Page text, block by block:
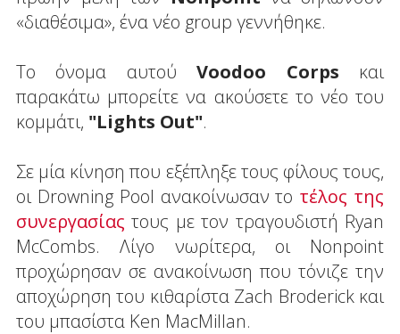
«διαθέσιμα», ένα νέο group γεννήθηκε.
Το όνομα αυτούVoodoo Corps και
παρακάτω μπορείτε να ακούσετε το νέο του
κομμάτι, "Lights Out".
Σε μία κίνηση που εξέπληξε τους φίλους τους,
οι Drowning Pool ανακοίνωσαν το τέλος της
συνεργασίας τους με τον τραγουδιστή Ryan
McCombs. Λίγο νωρίτερα, οι Nonpoint
προχώρησαν σε ανακοίνωση που τόνιζε την
αποχώρηση του κιθαρίστα Zach Broderick και
του μπασίστα Ken MacMillan.